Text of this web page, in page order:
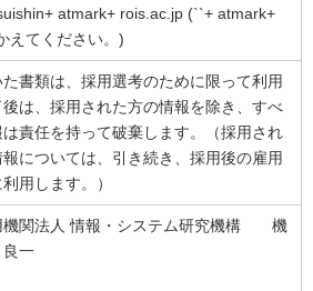
atmark+ rois.ac.jp (``+ atmark+
えてください。)
書類は、採用選考のために限って利用
後は、採用された方の情報を除き、すべ
責任を持って破棄します。（採用され
については、引き続き、採用後の雇用
用します。）
機関法人 情報・システム研究機構 機
一